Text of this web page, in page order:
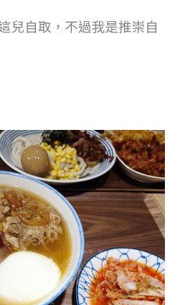
兒自取，不過我是推崇自